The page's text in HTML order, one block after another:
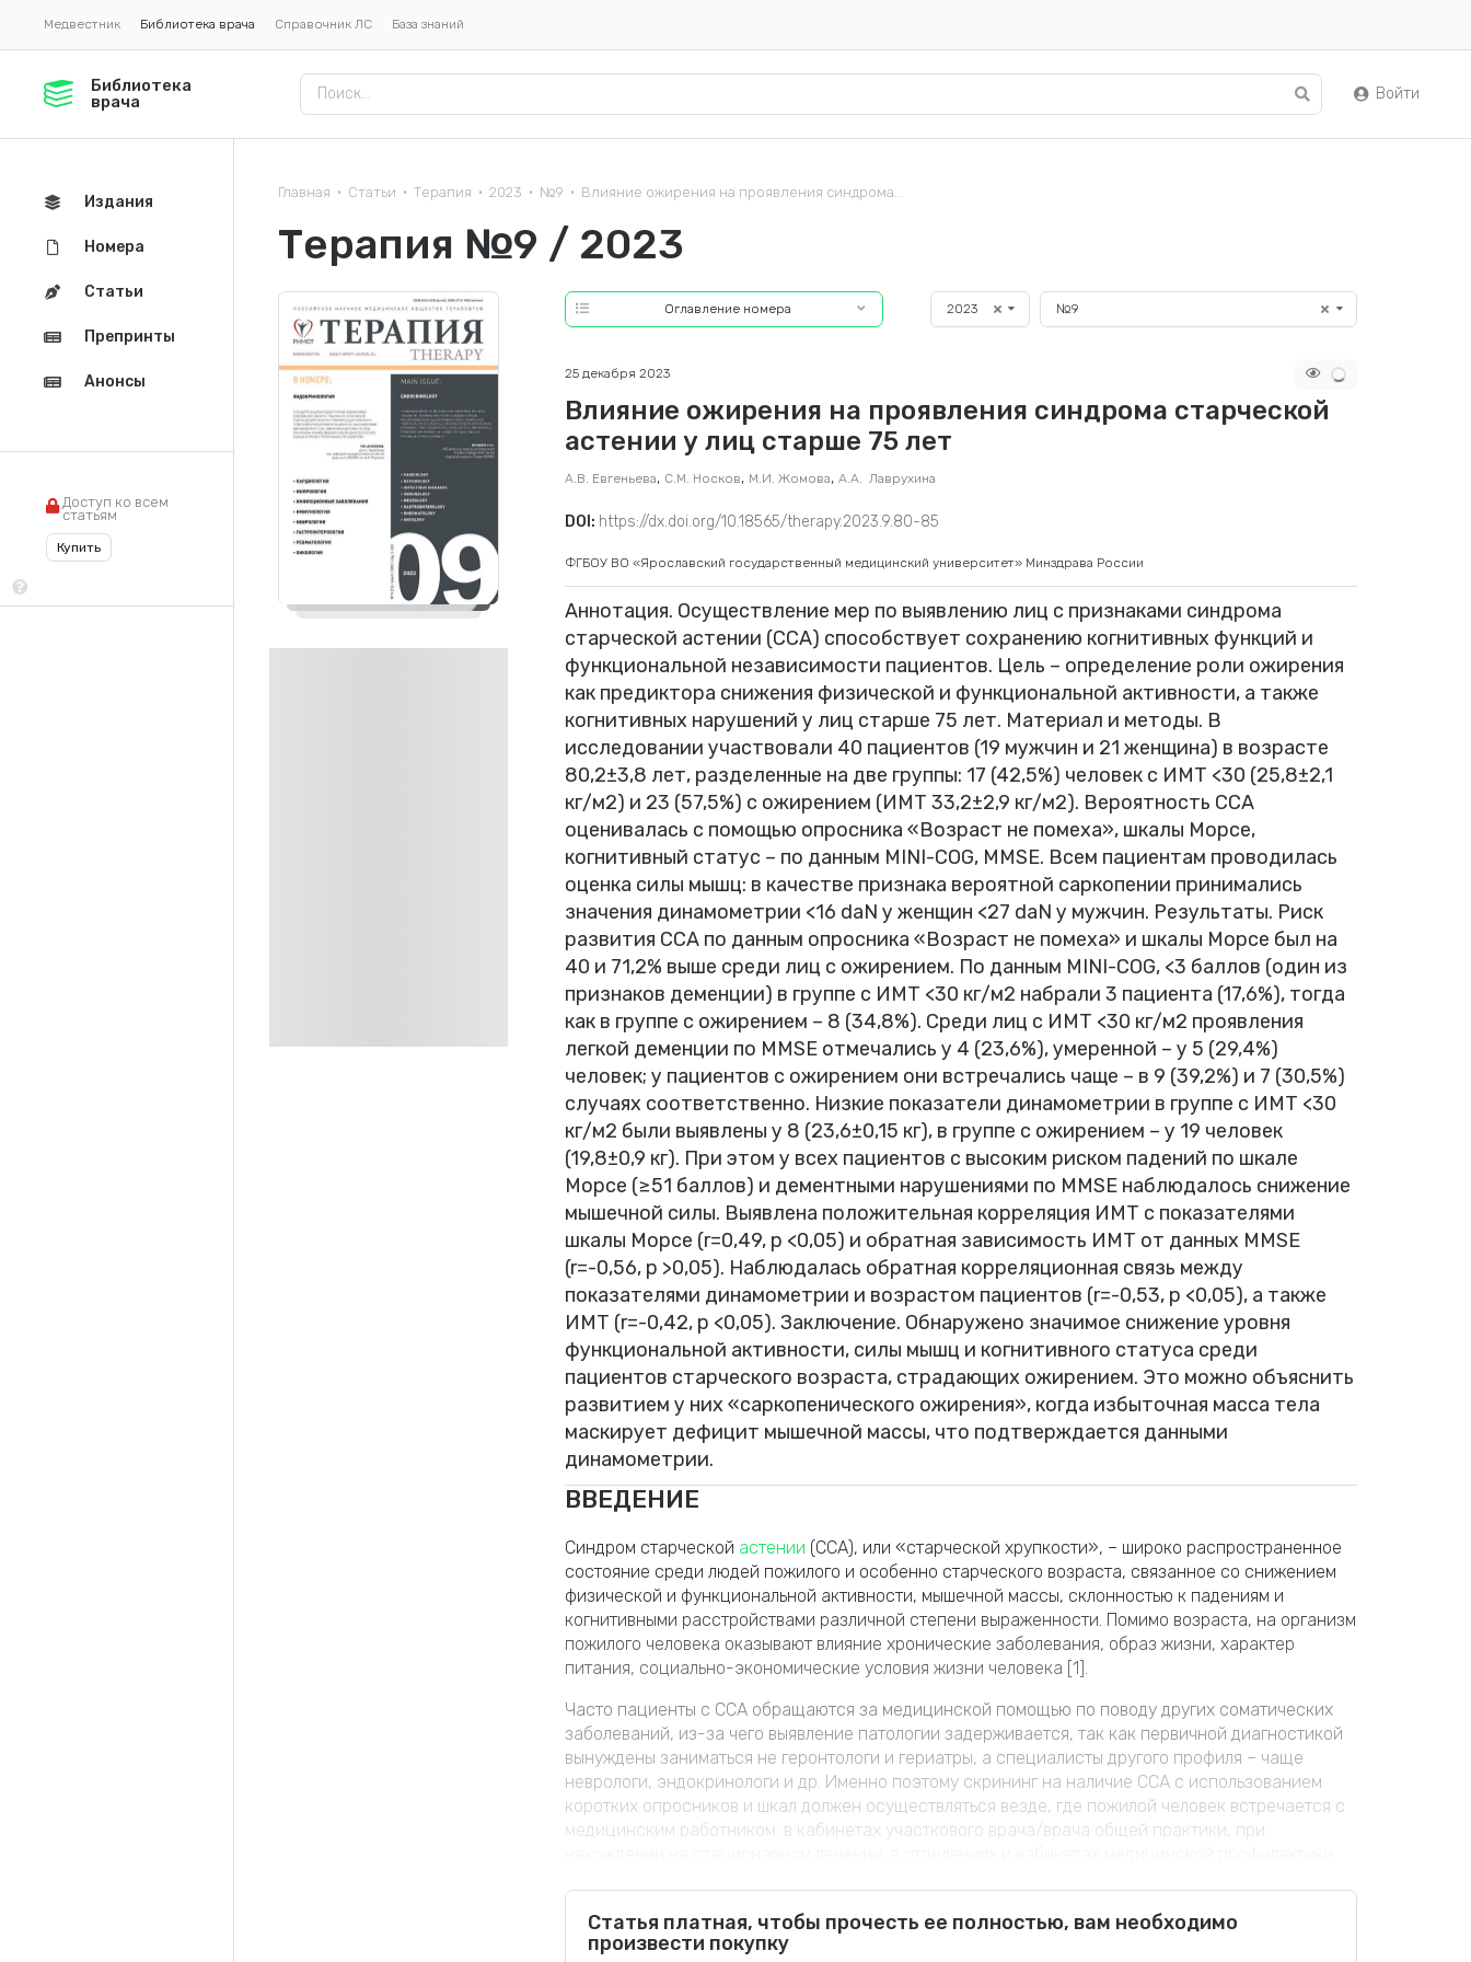
Медвестник Библиотека врача Справочник ЛС База знаний
Библиотека
врача
Войти
Главная • Статьи • Терапия • 2023 • №9 • Влияние ожирения на проявления синдрома...
Терапия №9 / 2023
2023 №9
Оглавление номера
Влияние ожирения на проявления синдрома старческой
астении у лиц старше 75 лет
25 декабря 2023
ФГБОУ ВО «Ярославский государственный медицинский университет» Минздрава России
Аннотация. Осуществление мер по выявлению лиц с признаками синдрома
старческой астении (ССА) способствует сохранению когнитивных функций и
функциональной независимости пациентов. Цель – определение роли ожирения
как предиктора снижения физической и функциональной активности, а также
когнитивных нарушений у лиц старше 75 лет. Материал и методы. В
исследовании участвовали 40 пациентов (19 мужчин и 21 женщина) в возрасте
80,2±3,8 лет, разделенные на две группы: 17 (42,5%) человек с ИМТ <30 (25,8±2,1
кг/м2) и 23 (57,5%) с ожирением (ИМТ 33,2±2,9 кг/м2). Вероятность ССА
оценивалась с помощью опросника «Возраст не помеха», шкалы Морсе,
когнитивный статус – по данным MINI-COG, MMSE. Всем пациентам проводилась
оценка силы мышц: в качестве признака вероятной саркопении принимались
значения динамометрии <16 daN у женщин <27 daN у мужчин. Результаты. Риск
развития ССА по данным опросника «Возраст не помеха» и шкалы Морсе был на
40 и 71,2% выше среди лиц с ожирением. По данным MINI-COG, <3 баллов (один из
признаков деменции) в группе с ИМТ <30 кг/м2 набрали 3 пациента (17,6%), тогда
как в группе с ожирением – 8 (34,8%). Среди лиц с ИМТ <30 кг/м2 проявления
легкой деменции по MMSE отмечались у 4 (23,6%), умеренной – у 5 (29,4%)
человек; у пациентов с ожирением они встречались чаще – в 9 (39,2%) и 7 (30,5%)
случаях соответственно. Низкие показатели динамометрии в группе с ИМТ <30
кг/м2 были выявлены у 8 (23,6±0,15 кг), в группе с ожирением – у 19 человек
(19,8±0,9 кг). При этом у всех пациентов с высоким риском падений по шкале
Морсе (≥51 баллов) и дементными нарушениями по MMSE наблюдалось снижение
мышечной силы. Выявлена положительная корреляция ИМТ с показателями
шкалы Морсе (r=0,49, p <0,05) и обратная зависимость ИМТ от данных MMSE
(r=-0,56, p >0,05). Наблюдалась обратная корреляционная связь между
показателями динамометрии и возрастом пациентов (r=-0,53, p <0,05), а также
ИМТ (r=-0,42, p <0,05). Заключение. Обнаружено значимое снижение уровня
функциональной активности, силы мышц и когнитивного статуса среди
пациентов старческого возраста, страдающих ожирением. Это можно объяснить
развитием у них «саркопенического ожирения», когда избыточная масса тела
маскирует дефицит мышечной массы, что подтверждается данными
динамометрии.
ВВЕДЕНИЕ
Синдром старческой астении (ССА), или «старческой хрупкости», – широко распространенное
состояние среди людей пожилого и особенно старческого возраста, связанное со снижением
физической и функциональной активности, мышечной массы, склонностью к падениям и
когнитивными расстройствами различной степени выраженности. Помимо возраста, на организм
пожилого человека оказывают влияние хронические заболевания, образ жизни, характер
питания, социально-экономические условия жизни человека [1].
Часто пациенты с ССА обращаются за медицинской помощью по поводу других соматических
заболеваний, из-за чего выявление патологии задерживается, так как первичной диагностикой
вынуждены заниматься не геронтологи и гериатры, а специалисты другого профиля – чаще
неврологи, эндокринологи и др. Именно поэтому скрининг на наличие ССА с использованием
коротких опросников и шкал должен осуществляться везде, где пожилой человек встречается с
медицинским работником: в кабинетах участкового врача/врача общей практики, при
функциональной независимости пациентов.
DOI: https://dx.doi.org/10.18565/therapy.2023.9.80-85
А.В. Евгеньева, С.М. Носков, М.И. Жомова, А.А. Лаврухина
Статья платная, чтобы прочесть ее полностью, вам необходимо
произвести покупку
Издания
Номера
Статьи
Препринты
Анонсы
Доступ ко всем
статьям
Купить